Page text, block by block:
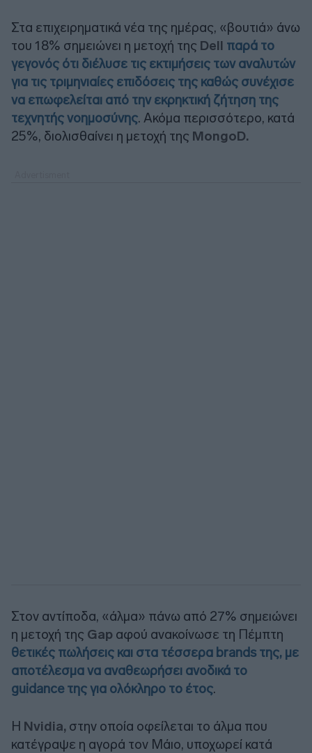
Στα επιχειρηματικά νέα της ημέρας, «βουτιά» άνω
του 18% σημειώνει η μετοχή της Dell παρά το
γεγονός ότι διέλυσε τις εκτιμήσεις των αναλυτών
για τις τριμηνιαίες επιδόσεις της καθώς συνέχισε
να επωφελείται από την εκρηκτική ζήτηση της
τεχνητής νοημοσύνης. Ακόμα περισσότερο, κατά
25%, διολισθαίνει η μετοχή της MongoD.
Στον αντίποδα, «άλμα» πάνω από 27% σημειώνει
η μετοχή της Gap αφού ανακοίνωσε τη Πέμπτη
θετικές πωλήσεις και στα τέσσερα brands της, με
αποτέλεσμα να αναθεωρήσει ανοδικά το
guidance της για ολόκληρο το έτος.
H Nvidia, στην οποία οφείλεται το άλμα που
κατέγραψε η αγορά τον Μάιο, υποχωρεί κατά